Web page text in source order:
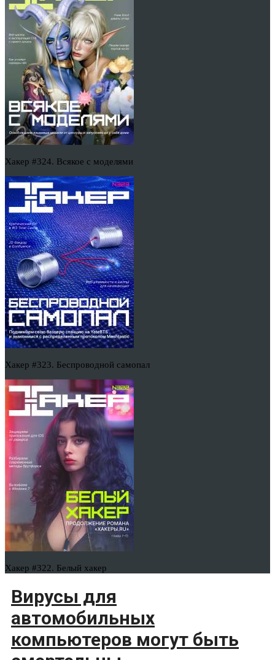
Хакер #324. Всякое с моделями
Хакер #323. Беспроводной самопал
Хакер #322. Белый хакер
Вирусы для
автомобильных
компьютеров могут быть